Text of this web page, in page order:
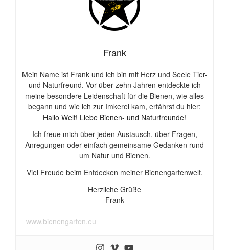
Frank
Mein Name ist Frank und ich bin mit Herz und Seele Tier-
und Naturfreund. Vor über zehn Jahren entdeckte ich
meine besondere Leidenschaft für die Bienen, wie alles
begann und wie ich zur Imkerei kam, erfährst du hier:
Hallo Welt! Liebe Bienen- und Naturfreunde!
Ich freue mich über jeden Austausch, über Fragen,
Anregungen oder einfach gemeinsame Gedanken rund
um Natur und Bienen.
Viel Freude beim Entdecken meiner Bienengartenwelt.
Herzliche Grüße
Frank
www.bienengarten.eu